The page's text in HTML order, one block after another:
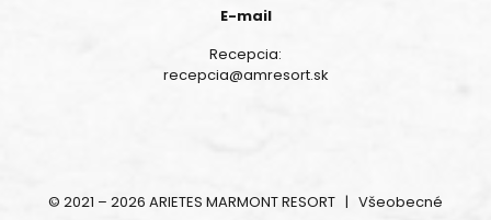
E-mail
Recepcia:
recepcia@amresort.sk
© 2021 – 2026 ARIETES MARMONT RESORT | Všeobecné